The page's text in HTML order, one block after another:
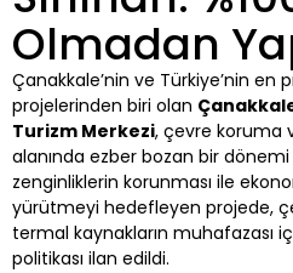
Olmadan
Çanakkale’nin ve Türkiye’nin en
projelerinden biri olan
Turizm Merkezi, çevre koruma
alanında ezber bozan bir dönemi
zenginliklerin korunması ile
yürütmeyi hedefleyen projede,
termal kaynakların muhafazası
politikası ilan edildi.